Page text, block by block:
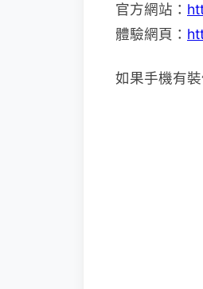
官方網站：
體驗網頁：
如果手機有